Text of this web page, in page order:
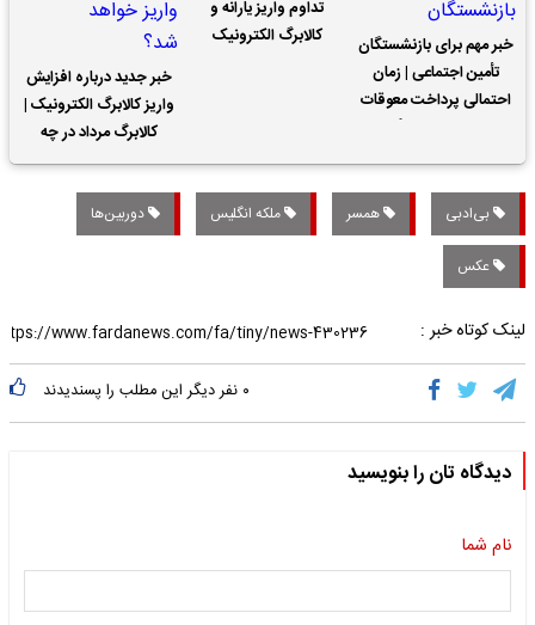
خبر مهم برای بازنشستگان
تأمین اجتماعی | زمان
احتمالی پرداخت معوقات
تداوم واریز یارانه و
کالابرگ الکترونیک
خبر جدید درباره افزایش
واریز کالابرگ الکترونیک |
کالابرگ مرداد در چه
تاریخی واریز خواهد شد؟
بی‌ادبی همسر ملکه انگلیس دوربین‌ها
عکس
لینک کوتاه خبر :
۰ نفر دیگر این مطلب را پسندیدند
دیدگاه تان را بنویسید
نام شما